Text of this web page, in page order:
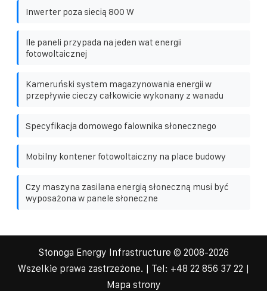
Inwerter poza siecią 800 W
Ile paneli przypada na jeden wat energii
fotowoltaicznej
Kameruński system magazynowania energii w
przepływie cieczy całkowicie wykonany z wanadu
Specyfikacja domowego falownika słonecznego
Mobilny kontener fotowoltaiczny na place budowy
Czy maszyna zasilana energią słoneczną musi być
wyposażona w panele słoneczne
Stonoga Energy Infrastructure © 2008-2026
Wszelkie prawa zastrzeżone. | Tel: +48 22 856 37 22
Mapa strony